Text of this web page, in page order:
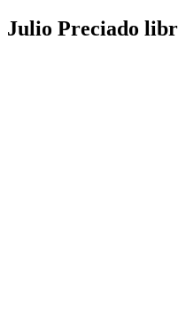
Julio Preciado